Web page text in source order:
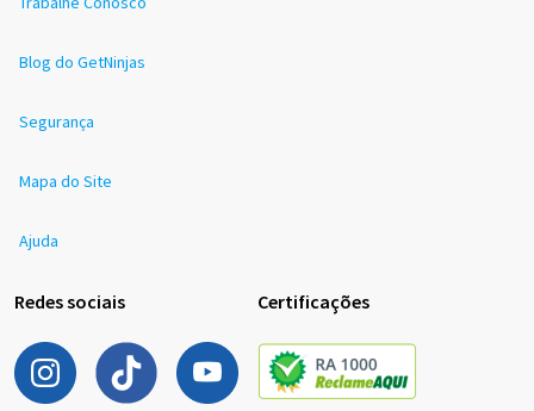
Blog do GetNinjas
Segurança
Mapa do Site
Ajuda
Redes sociais Certificações